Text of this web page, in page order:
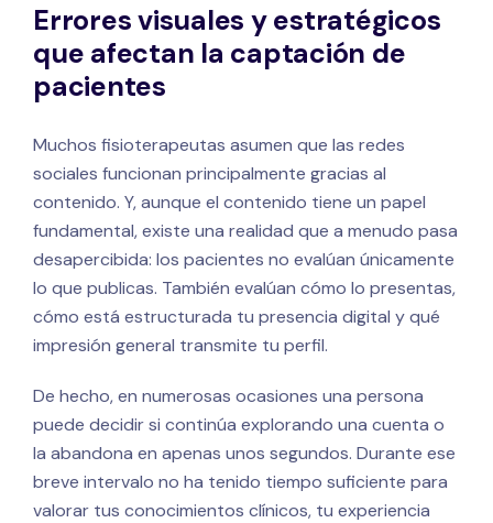
Errores visuales y estratégicos
que afectan la captación de
pacientes
Muchos fisioterapeutas asumen que las redes
sociales funcionan principalmente gracias al
contenido. Y, aunque el contenido tiene un papel
fundamental, existe una realidad que a menudo pasa
desapercibida: los pacientes no evalúan únicamente
lo que publicas. También evalúan cómo lo presentas,
cómo está estructurada tu presencia digital y qué
impresión general transmite tu perfil.
De hecho, en numerosas ocasiones una persona
puede decidir si continúa explorando una cuenta o
la abandona en apenas unos segundos. Durante ese
breve intervalo no ha tenido tiempo suficiente para
valorar tus conocimientos clínicos, tu experiencia